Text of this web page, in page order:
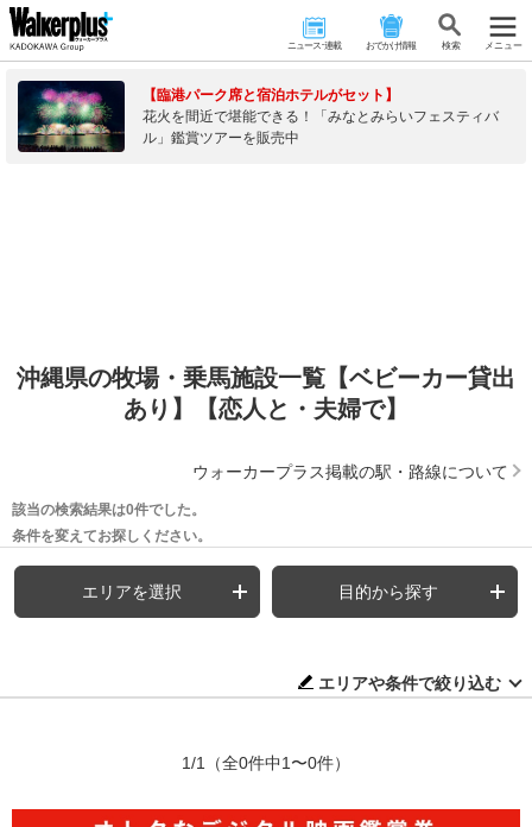
ニュース･連載 おでかけ情報 検 索 メニュー
【臨港パーク席と宿泊ホテルがセット】
花火を間近で堪能できる！「みなとみらいフェスティバ
ル」鑑賞ツアーを販売中
沖縄県の牧場・乗馬施設一覧【ベビーカー貸出
あり】【恋人と・夫婦で】
ウォーカープラス掲載の駅・路線について
該当の検索結果は0件でした。
条件を変えてお探しください。
エリアを選択 目的から探す
エリアや条件で絞り込む
1/1 （全0件中1〜0件）